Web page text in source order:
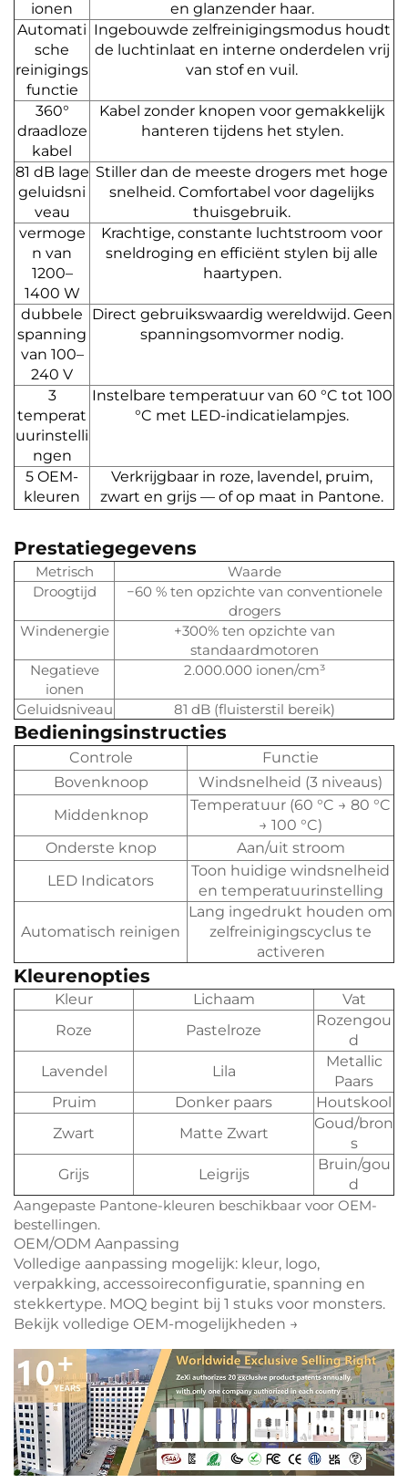
ionen
en glanzender haar.
Automati
sche
reinigings
functie
Ingebouwde zelfreinigingsmodus houdt
de luchtinlaat en interne onderdelen vrij
van stof en vuil.
360°
draadloze
kabel
Kabel zonder knopen voor gemakkelijk
hanteren tijdens het stylen.
81 dB lage
geluidsni
veau
Stiller dan de meeste drogers met hoge
snelheid. Comfortabel voor dagelijks
thuisgebruik.
vermoge
n van
1200–
1400 W
Krachtige, constante luchtstroom voor
sneldroging en efficiënt stylen bij alle
haartypen.
dubbele
spanning
van 100–
240 V
Direct gebruikswaardig wereldwijd. Geen
spanningsomvormer nodig.
3
temperat
uurinstelli
ngen
Instelbare temperatuur van 60 °C tot 100
°C met LED-indicatielampjes.
5 OEM-
kleuren
Verkrijgbaar in roze, lavendel, pruim,
zwart en grijs — of op maat in Pantone.
Prestatiegegevens
Metrisch
Waarde
Droogtijd
−60 % ten opzichte van conventionele
drogers
Windenergie
+300% ten opzichte van
standaardmotoren
Negatieve
ionen
2.000.000 ionen/cm³
Geluidsniveau 81 dB (fluisterstil bereik)
Bedieningsinstructies
Controle
Functie
Bovenknoop
Windsnelheid (3 niveaus)
Middenknop
Temperatuur (60 °C → 80 °C
→ 100 °C)
Onderste knop
Aan/uit stroom
LED Indicators
Toon huidige windsnelheid
en temperatuurinstelling
Automatisch reinigen
Lang ingedrukt houden om
zelfreinigingscyclus te
activeren
Kleurenopties
Kleur Lichaam
Vat
Roze
Pastelroze
Rozengou
d
Lavendel
Lila
Metallic
Paars
Pruim
Donker paars
Houtskool
Zwart
Matte Zwart
Goud/bron
s
Grijs
Leigrijs
Bruin/gou
d
Aangepaste Pantone-kleuren beschikbaar voor OEM-
bestellingen.
OEM/ODM Aanpassing
Volledige aanpassing mogelijk: kleur, logo,
verpakking, accessoireconfiguratie, spanning en
stekkertype. MOQ begint bij 1 stuks voor monsters.
Bekijk volledige OEM-mogelijkheden →